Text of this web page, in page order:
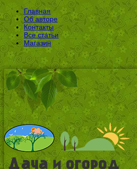
Главная
Об авторе
Контакты
Все статьи
Магазин